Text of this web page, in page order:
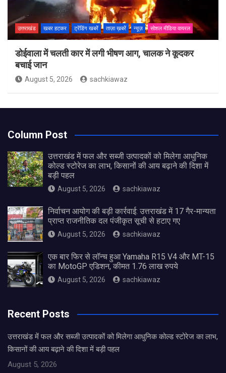
उत्तराखंड खबर हटकर ट्रेंडिंग खबरें ताज़ा ख़बरें न्यूज़ सोशल मीडिया वायरल
डोईवाला में चलती कार में लगी भीषण आग, चालक ने कूदकर
बचाई जान
August 5, 2026 sachkiawaz
Column Post
उत्तराखंड में फल और सब्जी उत्पादकों को मिलेगा आधुनिक
कोल्ड स्टोरेज का लाभ, किसानों की आय बढ़ाने की दिशा में
बड़ी पहल
August 5, 2026 sachkiawaz
निर्वाचन आयोग की बड़ी कार्रवाई: उत्तराखंड में 17 गैर-मान्यता
प्राप्त राजनीतिक दल पंजीकृत सूची से हटाए गए
August 5, 2026 sachkiawaz
एक बार फिर से लॉन्च हुआ Yamaha R15 V4 और MT-15
का MotoGP एडिशन, कीमत 1.76 लाख रुपये
August 5, 2026 sachkiawaz
Recent Posts
उत्तराखंड में फल और सब्जी उत्पादकों को मिलेगा आधुनिक कोल्ड स्टोरेज का लाभ,
किसानों की आय बढ़ाने की दिशा में बड़ी पहल
August 5, 2026